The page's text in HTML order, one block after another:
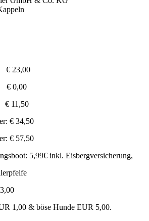
23,00
€ 0,00
11,50
€ 34,50
€ 57,50
5,99€ inkl. Eisbergversicherung,
1,00 & böse Hunde EUR 5,00.